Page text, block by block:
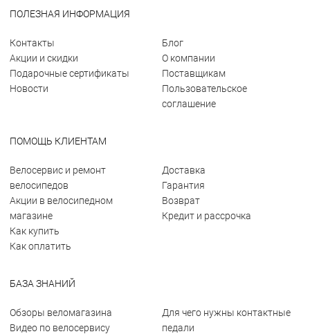
ПОЛЕЗНАЯ ИНФОРМАЦИЯ
Контакты
Акции и скидки
Подарочные сертификаты
Новости
Блог
О компании
Поставщикам
Пользовательское
соглашение
ПОМОЩЬ КЛИЕНТАМ
Велосервис и ремонт
велосипедов
Акции в велосипедном
магазине
Как купить
Как оплатить
Доставка
Гарантия
Возврат
Кредит и рассрочка
БАЗА ЗНАНИЙ
Обзоры веломагазина
Видео по велосервису
Для чего нужны контактные
педали